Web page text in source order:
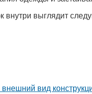
внутри выглядит
вид